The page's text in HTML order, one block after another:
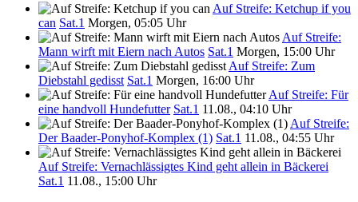
Auf Streife: Ketchup if you
can Sat.1 Morgen, 05:05 Uhr
Auf Streife:
Mann wirft mit Eiern nach Autos Sat.1 Morgen, 15:00 Uhr
Auf Streife: Zum
Diebstahl gedisst Sat.1 Morgen, 16:00 Uhr
Auf Streife: Für
eine handvoll Hundefutter Sat.1 11.08., 04:10 Uhr
Auf Streife:
Der Baader-Ponyhof-Komplex (1) Sat.1 11.08., 04:55 Uhr
Auf Streife: Vernachlässigtes Kind geht allein in Bäckerei
Sat.1 11.08., 15:00 Uhr